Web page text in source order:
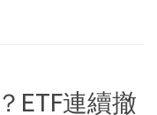
ETF連續撤